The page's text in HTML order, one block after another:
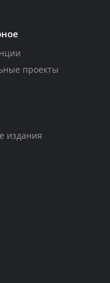
проекты
издания